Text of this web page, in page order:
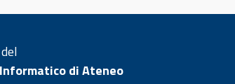
di Ateneo